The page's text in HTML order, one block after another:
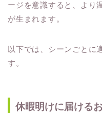
ージを意識すると、より
が生まれます。
以下では、シーンごとに
す。
休暇明けに届ける